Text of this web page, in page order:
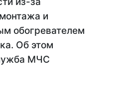
и
обогревателем
Об этом
МЧС